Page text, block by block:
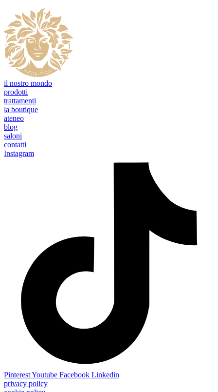
il nostro mondo
prodotti
trattamenti
la boutique
ateneo
blog
saloni
contatti
Instagram
PinterestYoutube Facebook Linkedin
privacy policy